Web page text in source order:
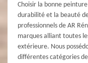
Choisir la bonne
durabilité et la beauté
professionnels de AR
marques alliant toutes
extérieure. Nous
différentes catégories